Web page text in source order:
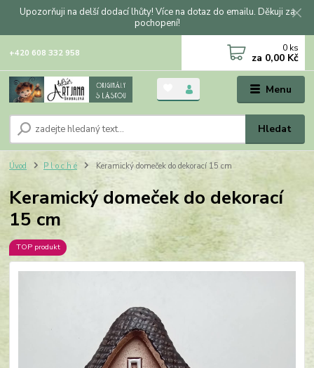
Upozorňuji na delší dodací lhůty! Více na dotaz do emailu. Děkuji za
pochopení!
Menu
Hledat
+420 608 332 958 0 ks
za 0,00 Kč
Úvod P l o c h é Keramický domeček do dekorací 15 cm
Keramický domeček do dekorací
15 cm
TOP produkt